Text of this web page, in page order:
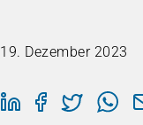
19. Dezember 2023